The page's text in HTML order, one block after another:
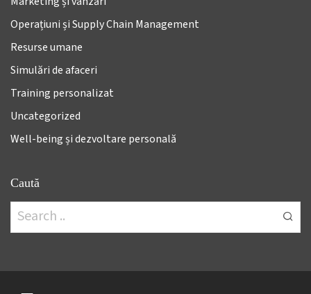
Operațiuni și Supply Chain Management
Resurse umane
Simulări de afaceri
Training personalizat
Uncategorized
Well-being și dezvoltare personală
Caută